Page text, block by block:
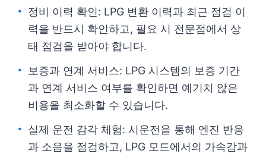
정비 이력 확인: LPG 변환 이력과 최근 점검 이
력을 반드시 확인하고, 필요 시 전문점에서 상
태 점검을 받아야 합니다.
보증과 연계 서비스: LPG 시스템의 보증 기간
과 연계 서비스 여부를 확인하면 예기치 않은
비용을 최소화할 수 있습니다.
실제 운전 감각 체험: 시운전을 통해 엔진 반응
과 소음을 점검하고, LPG 모드에서의 가속감과